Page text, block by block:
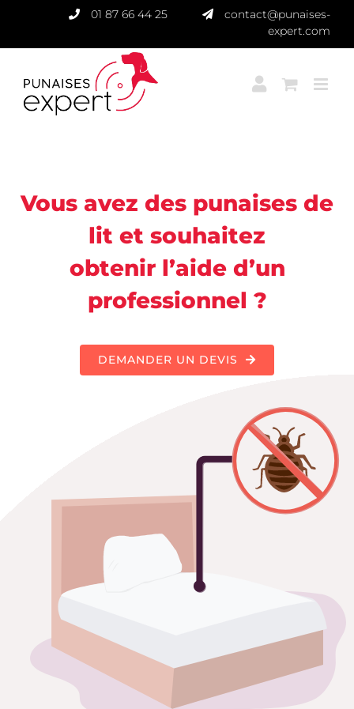
contenu
01 87 66 44 25
contact@punaises-
expert.com
Vous avez des punaises de
lit et souhaitez
obtenir l’aide d’un
professionnel ?
DEMANDER UN DEVIS